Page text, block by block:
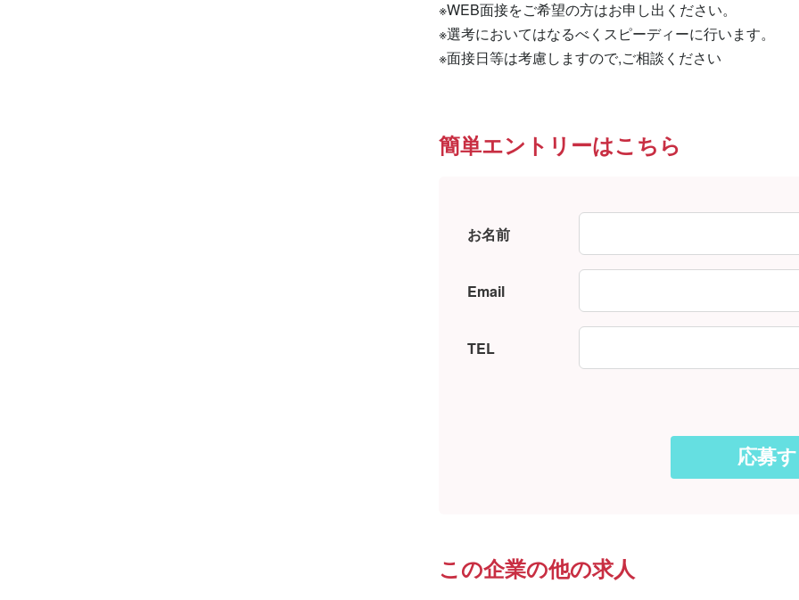
※WEB面接をご希望の方はお申し出ください。
※選考においてはなるべくスピーディーに行います。
※面接日等は考慮しますので,ご相談ください
簡単エントリーはこちら
お名前
Email
TEL
この企業の他の求人